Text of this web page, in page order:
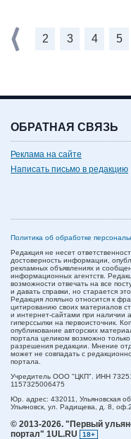
2 3 4 5
ОБРАТНАЯ СВЯЗЬ
Реклама на сайте
Написать письмо в редакцию
Политика об обработке
Редакция не несет
достоверность информации,
рекламных объявлениях и
информационных агентств.
возможности отвечать на все
и давать справки, но старается
Редакция лояльно относится к
цитированию своих материалов
и интернет-сайтами при наличии
гиперссылки на первоисточник.
опубликование авторских
портала целиком возможно
разрешения редакции. Мнение
может не совпадать с
портала.
Учредитель ООО "ЦКП". ИНН
1157325006475
Юр. адрес: 432011, Ульяновская
Ульяновск, ул. Радищева, д. 8,
© 2013-2026. "Первый
портал" 1UL.RU
18+